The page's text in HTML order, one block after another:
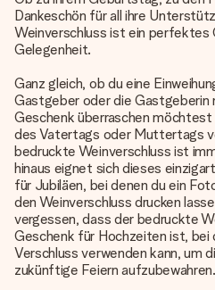
Dankeschön für all ihre
Weinverschluss ist ein perfektes
Gelegenheit.
Ganz gleich, ob du eine
Gastgeber oder die Gastgeberin
Geschenk überraschen
des Vatertags oder Muttertags
bedruckte Weinverschluss ist
hinaus eignet sich dieses
für Jubiläen, bei denen du ein
den Weinverschluss drucken
vergessen, dass der bedruckte
Geschenk für Hochzeiten ist, bei
Verschluss verwenden kann, um
zukünftige Feiern aufzubewahren.